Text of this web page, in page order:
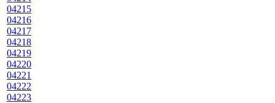
04215
04216
04217
04218
04219
04220
04221
04222
04223